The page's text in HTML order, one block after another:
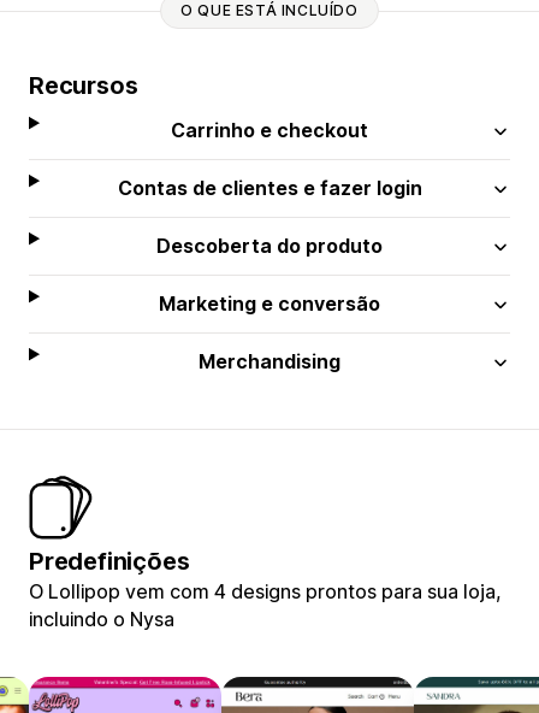
O QUE ESTÁ INCLUÍDO
Recursos
Carrinho e checkout
Contas de clientes e fazer login
Descoberta do produto
Marketing e conversão
Merchandising
Predefinições
O Lollipop vem com 4 designs prontos para sua loja,
incluindo o Nysa